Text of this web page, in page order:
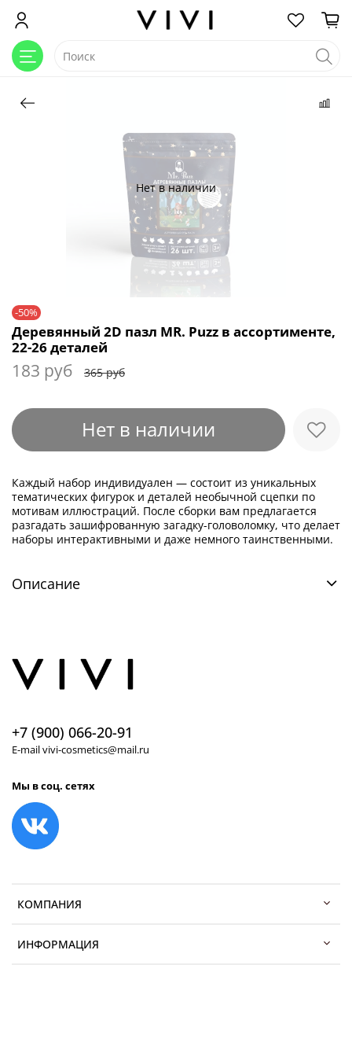
Нет в наличии
-50%
Деревянный 2D пазл MR. Puzz в ассортименте,
22-26 деталей
183 руб 365 руб
Нет в наличии
Каждый набор индивидуален — состоит из уникальных
тематических фигурок и деталей необычной сцепки по
мотивам иллюстраций. После сборки вам предлагается
разгадать зашифрованную загадку-головоломку, что делает
наборы интерактивными и даже немного таинственными.
Описание
КОМПАНИЯ
ИНФОРМАЦИЯ
+7 (900) 066-20-91
E-mail vivi-cosmetics@mail.ru
Мы в соц. сетях